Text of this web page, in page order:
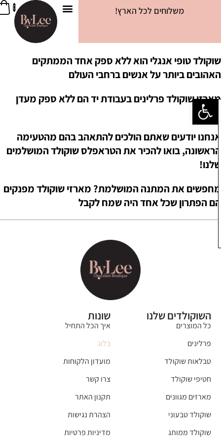
משלוחים לכל הארץ! 0
טופי אנגלי הוא ללא ספק אחד הממתקים
ביותר על אנשים ברחבי העולם
שוקולד פרלינים בעבודת יד הם ללא ספק מעדן
יודעים שאתם הולכים להתאהב בהם מהטעימה
בואו להכיר את הטראפלס שוקולד המושלמים
את המתנה המושלמת? מארזי שוקולד מפנקים
הפתרון שכל אחד היה שמח לקבל
השוקולדים שלנו
כל המוצרים
פרלינים
טבלאות שוקולד
חטיפי שוקולד
מארזים מגוונים
שוקולד טבעוני
שוקולד ממותג
שונות
איך הכל התחיל
בלוג
מועדון הלקוחות
צרו קשר
תקנון האתר
הצהרת נגישות
מדיניות פרטיות
פתח סרגל נגישות